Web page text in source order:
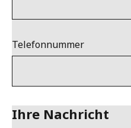
Telefonnummer
Ihre Nachricht